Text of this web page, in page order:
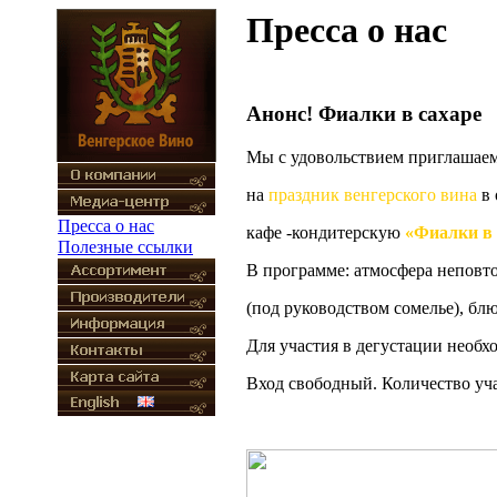
Пресса о нас
Полезные ссылки
Пресса о нас
Анонс! Фиалки в сахаре
Мы с удовольствием
на праздник венгерского вина в
кафе -кондитерскую «Фиалки в
В программе: атмосфера
(под руководством сомелье),
Для участия в дегустации
Вход свободный. Количество